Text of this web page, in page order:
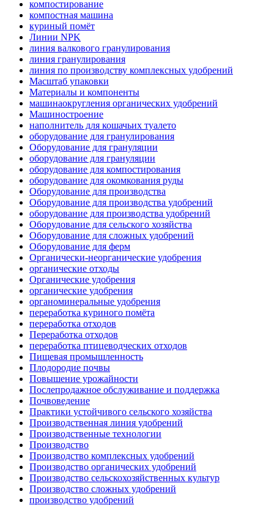
компостирование
компостная машина
куриный помёт
Линии NPK
линия валкового гранулирования
линия гранулирования
линия по производству комплексных удобрений
Масштаб упаковки
Материалы и компоненты
машинаокругления органических удобрений
Машиностроение
наполнитель для кошачьих туалето
оборудование для гранулирования
Оборудование для грануляции
оборудование для грануляции
оборудование для компостирования
оборудование для окомкования руды
Оборудование для производства
Оборудование для производства удобрений
оборудование для производства удобрений
Оборудование для сельского хозяйства
Оборудование для сложных удобрений
Оборудование для ферм
Органически-неорганические удобрения
органические отходы
Органические удобрения
органические удобрения
органоминеральные удобрения
переработка куриного помёта
переработка отходов
Переработка отходов
переработка птицеводческих отходов
Пищевая промышленность
Плодородие почвы
Повышение урожайности
Послепродажное обслуживание и поддержка
Почвоведение
Практики устойчивого сельского хозяйства
Производственная линия удобрений
Производственные технологии
Производство
Производство комплексных удобрений
Производство органических удобрений
Производство сельскохозяйственных культур
Производство сложных удобрений
производство удобрений